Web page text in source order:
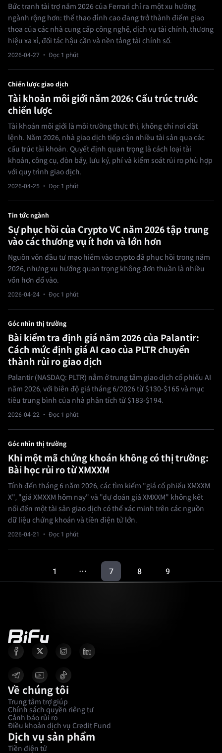
Bức tranh tài trợ năm 2026 của Ferrari chỉ ra một xu hướng
ngành rộng hơn: thể thao đỉnh cao đang trở thành điểm giao
thoa của các nhà cung cấp công nghệ, dịch vụ tài chính, thương
hiệu xa xỉ, đối tác hậu cần và nền tảng tài chính số.
2026-04-27 · Đọc 1 phút
Chiến lược giao dịch
Tài khoản môi giới năm 2026: Cấu trúc trước
chiến lược
Tài khoản môi giới là môi trường thực thi, không chỉ nơi đặt
lệnh. Năm 2026, nhà giao dịch tiếp cận nhiều tài sản qua các
cấu trúc tài khoản. Quyết định quan trọng là cách loại tài
khoản, công cụ, đòn bẩy, lưu ký, phí và kiểm soát rủi ro phù hợp
với quy trình giao dịch.
2026-04-25 · Đọc 1 phút
Tin tức ngành
Sự phục hồi của Crypto VC năm 2026 tập trung
vào các thương vụ ít hơn và lớn hơn
Nguồn vốn đầu tư mạo hiểm vào crypto đã phục hồi trong năm
2026, nhưng xu hướng quan trọng không đơn thuần là nhiều
vốn hơn đổ vào.
2026-04-24 · Đọc 1 phút
Góc nhìn thị trường
Bài kiểm tra định giá năm 2026 của Palantir:
Cách mức định giá AI cao của PLTR chuyển
thành rủi ro giao dịch
Palantir (NASDAQ: PLTR) nằm ở trung tâm giao dịch cổ phiếu AI
năm 2026, với biên độ giá tháng 6/2026 từ $130-$165 và mục
tiêu trung bình của nhà phân tích từ $183-$194.
2026-04-22 · Đọc 1 phút
Góc nhìn thị trường
Khi một mã chứng khoán không có thị trường:
Bài học rủi ro từ XMXXM
Tính đến tháng 6 năm 2026, các tìm kiếm "giá cổ phiếu XMXXM
X", "giá XMXXM hôm nay" và "dự đoán giá XMXXM" không kết
nối đến một tài sản giao dịch có thể xác minh trên các nguồn
dữ liệu chứng khoán và tiền điện tử lớn.
2026-04-21 · Đọc 1 phút
1 … 7 8 9
Về chúng tôi
Trung tâm trợ giúp
Chính sách quyền riêng tư
Cảnh báo rủi ro
Điều khoản dịch vụ Credit Fund
Dịch vụ sản phẩm
Tiền điện tử